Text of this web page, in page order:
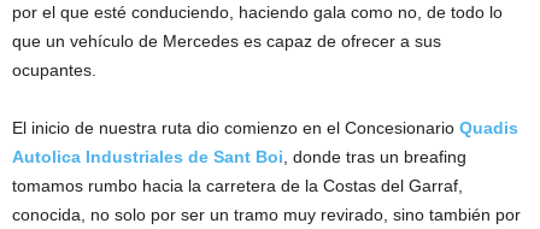
por el que esté conduciendo, haciendo gala como no, de todo lo
que un vehículo de Mercedes es capaz de ofrecer a sus
ocupantes.
El inicio de nuestra ruta dio comienzo en el Concesionario Quadis
Autolica Industriales de Sant Boi , donde tras un breafing
tomamos rumbo hacia la carretera de la Costas del Garraf,
conocida, no solo por ser un tramo muy revirado, sino también por